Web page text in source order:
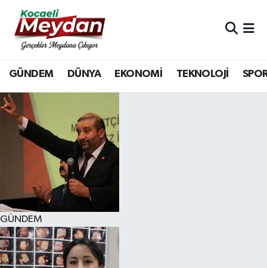
GÜNDEM DÜNYA EKONOMİ TEKNOLOJİ
GÜNDEM
Nöbetçi Eczaneler
Hava Durumu
Trafik Durumu
Süper Lig Puan Durumu ve Fikstür
Tüm Manşetler
Son Dakika Haberleri
Haber Arşivi